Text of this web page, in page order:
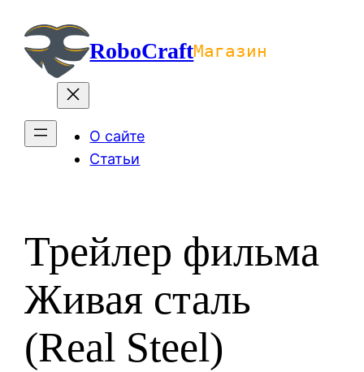
содержимомуRoboCraftМагазин
О сайте
Статьи
Трейлер фильма
Живая сталь
(Real Steel)